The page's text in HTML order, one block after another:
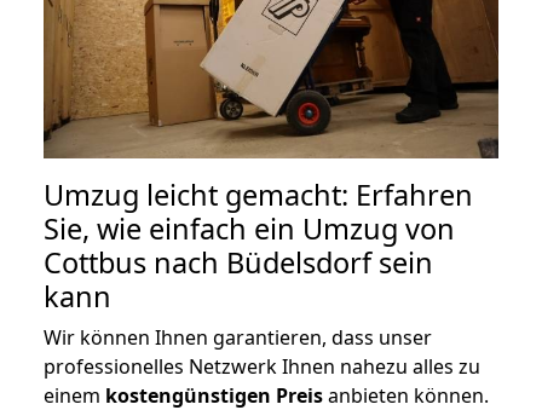
Umzug leicht gemacht: Erfahren
Sie, wie einfach ein Umzug von
Cottbus nach Büdelsdorf sein
kann
Wir können Ihnen garantieren, dass unser
professionelles Netzwerk Ihnen nahezu alles zu
einem kostengünstigen Preisanbieten können.